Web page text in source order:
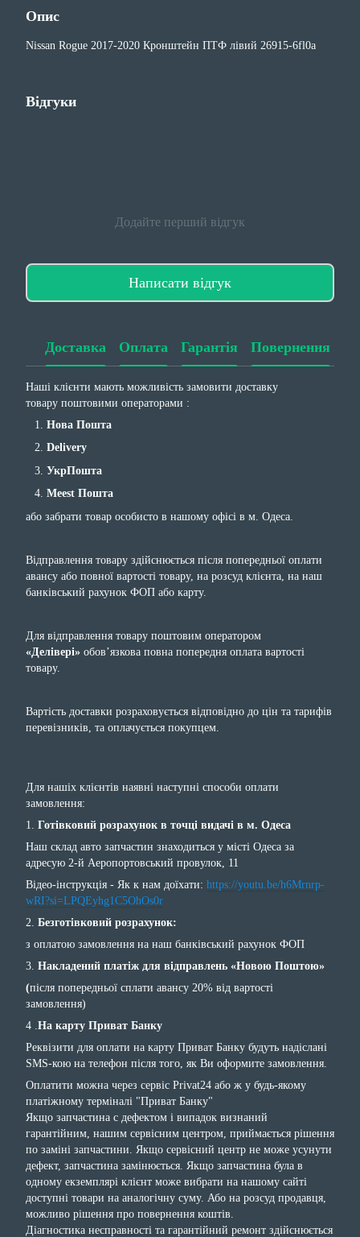
Опис
Nissan Rogue 2017-2020 Кронштейн ПТФ лівий 26915-6fl0a
Відгуки
Додайте перший відгук
Написати відгук
Доставка Оплата Гарантія Повернення
Наші клієнти мають можливість замовити доставку
товару поштовими операторами :
Нова Пошта
Delivery
УкрПошта
Meest Пошта
або забрати товар особисто в нашому офісі в м. Одеса.
Відправлення товару здійснюється після попередньої оплати
авансу або повної вартості товару, на розсуд клієнта, на наш
банківський рахунок ФОП або карту.
Для відправлення товару поштовим оператором
«Делівері» обов’язкова повна попередня оплата вартості
товару.
Вартість доставки розраховується відповідно до цін та тарифів
перевізників, та оплачується покупцем.
Для нашіх клієнтів наявні наступні способи оплати
замовлення:
1. Готівковий розрахунок в точці видачі в м. Одеса
Наш склад авто запчастин знаходиться у місті Одеса за
адресую 2-й Аеропортовський провулок, 11
Відео-інструкція - Як к нам доїхати: https://youtu.be/h6Mrnrp-
wRI?si=LPQEyhg1C5OhOs0r
2. Безготівковий розрахунок:
з оплатою замовлення на наш банківський рахунок ФОП
3. Накладений платіж для відправлень «Новою Поштою»
(після попередньої сплати авансу 20% від вартості
замовлення)
4 . На карту Приват Банку
Реквізити для оплати на карту Приват Банку будуть надіслані
SMS-кою на телефон після того, як Ви оформите замовлення.
Оплатити можна через сервіс Privat24 або ж у будь-якому
платіжному терміналі "Приват Банку"
Якщо запчастина с дефектом і випадок визнаний
гарантійним, нашим сервісним центром, приймається рішення
по заміні запчастини. Якщо сервісний центр не може усунути
дефект, запчастина замінюється. Якщо запчастина була в
одному екземплярі клієнт може вибрати на нашому сайті
доступні товари на аналогічну суму. Або на розсуд продавця,
можливо рішення про повернення коштів.
Діагностика несправності та гарантійний ремонт здійснюється